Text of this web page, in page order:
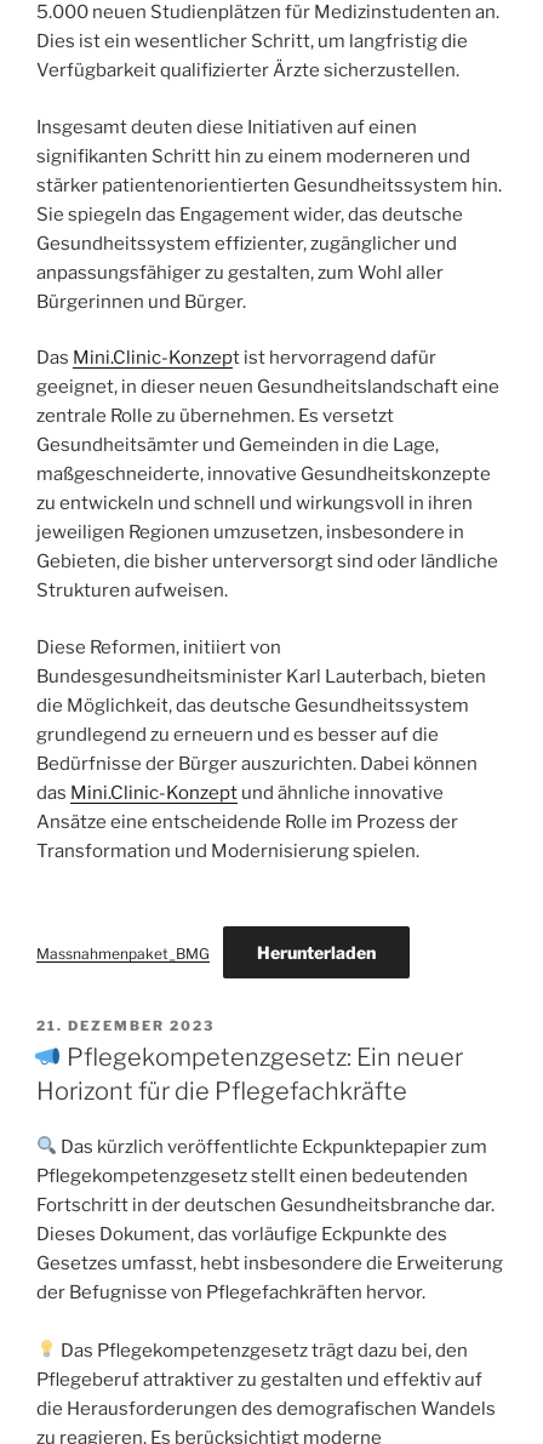
5.000 neuen Studienplätzen für Medizinstudenten an.
Dies ist ein wesentlicher Schritt, um langfristig die
Verfügbarkeit qualifizierter Ärzte sicherzustellen.
Insgesamt deuten diese Initiativen auf einen
signifikanten Schritt hin zu einem moderneren und
stärker patientenorientierten Gesundheitssystem hin.
Sie spiegeln das Engagement wider, das deutsche
Gesundheitssystem effizienter, zugänglicher und
anpassungsfähiger zu gestalten, zum Wohl aller
Bürgerinnen und Bürger.
Das Mini.Clinic-Konzept ist hervorragend dafür
geeignet, in dieser neuen Gesundheitslandschaft eine
zentrale Rolle zu übernehmen. Es versetzt
Gesundheitsämter und Gemeinden in die Lage,
maßgeschneiderte, innovative Gesundheitskonzepte
zu entwickeln und schnell und wirkungsvoll in ihren
jeweiligen Regionen umzusetzen, insbesondere in
Gebieten, die bisher unterversorgt sind oder ländliche
Strukturen aufweisen.
Diese Reformen, initiiert von
Bundesgesundheitsminister Karl Lauterbach, bieten
die Möglichkeit, das deutsche Gesundheitssystem
grundlegend zu erneuern und es besser auf die
Bedürfnisse der Bürger auszurichten. Dabei können
das Mini.Clinic-Konzept und ähnliche innovative
Ansätze eine entscheidende Rolle im Prozess der
Transformation und Modernisierung spielen.
Massnahmenpaket_BMG Herunterladen
21. DEZEMBER 2023
Pflegekompetenzgesetz: Ein neuer
Horizont für die Pflegefachkräfte
Das kürzlich veröffentlichte Eckpunktepapier zum
Pflegekompetenzgesetz stellt einen bedeutenden
Fortschritt in der deutschen Gesundheitsbranche dar.
Dieses Dokument, das vorläufige Eckpunkte des
Gesetzes umfasst, hebt insbesondere die Erweiterung
der Befugnisse von Pflegefachkräften hervor.
Das Pflegekompetenzgesetz trägt dazu bei, den
Pflegeberuf attraktiver zu gestalten und effektiv auf
die Herausforderungen des demografischen Wandels
zu reagieren. Es berücksichtigt moderne